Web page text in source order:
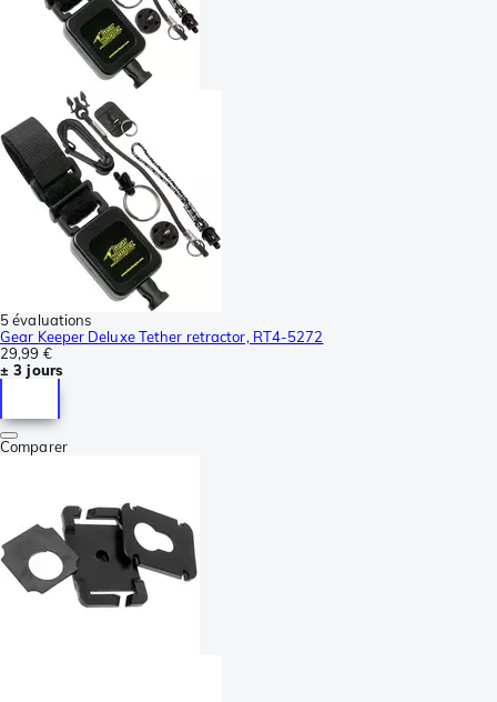
5 évaluations
Gear Keeper Deluxe Tether retractor, RT4-5272
29,99 €
± 3 jours
Comparer